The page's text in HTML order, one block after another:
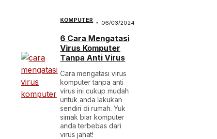
KOMPUTER 06/03/2024
6 Cara Mengatasi
Virus Komputer
Tanpa Anti Virus
Cara mengatasi virus
komputer tanpa anti
virus ini cukup mudah
untuk anda lakukan
sendiri di rumah. Yuk
simak biar komputer
anda terbebas dari
virus jahat!